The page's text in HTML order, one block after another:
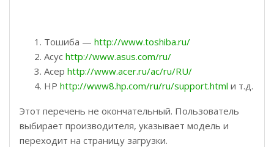
Тошиба — http://www.toshiba.ru/
Асус http://www.asus.com/ru/
Асер http://www.acer.ru/ac/ru/RU/
HP http://www8.hp.com/ru/ru/support.html и т.д.
Этот перечень не окончательный. Пользователь
выбирает производителя, указывает модель и
переходит на страницу загрузки.